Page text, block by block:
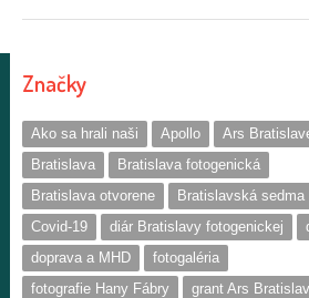
Značky
Ako sa hrali naši Apollo
Ars
Bratislava
Bratislava fotogenická
Bratislava otvorene
Bratislavská sedma
Covid-19
diár Bratislavy fotogenickej
doprava a MHD
fotogaléria
fotografie Hany Fábry
grant Ars